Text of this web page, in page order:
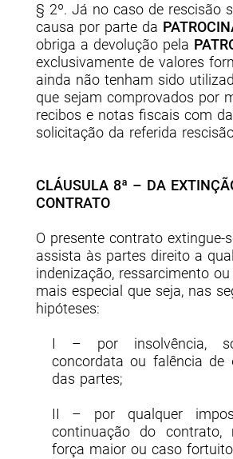
§ 2º. Já no caso de rescisão
causa por parte da
obriga a devolução pela
exclusivamente de valores
ainda não tenham sido
que sejam comprovados por
recibos e notas fiscais com
solicitação da referida
CLÁUSULA 8ª – DA
CONTRATO
O presente contrato extingue-
assista às partes direito a
indenização, ressarcimento
mais especial que seja, nas
hipóteses:
I – por insolvência,
concordata ou falência de
das partes;
II – por qualquer
continuação do contrato,
força maior ou caso